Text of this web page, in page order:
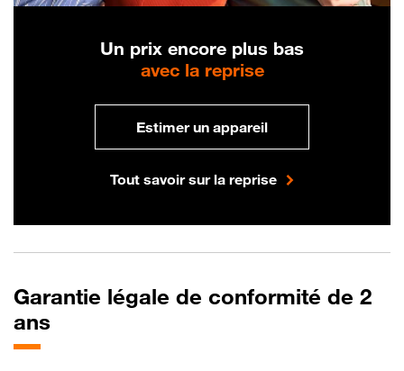
Un prix encore plus bas
avec la reprise
Estimer un appareil
Tout savoir sur la reprise
Garantie légale de conformité de 2
ans